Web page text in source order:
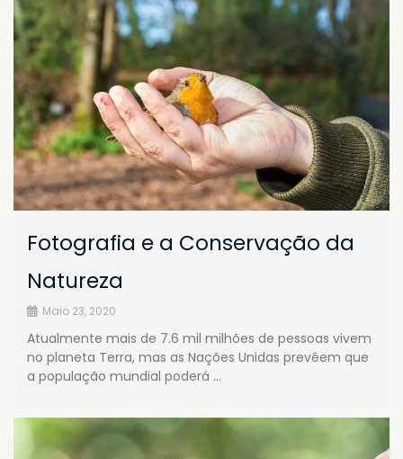
Fotografia e a Conservação da
Natureza
Maio 23, 2020
Atualmente mais de 7.6 mil milhões de pessoas vivem
no planeta Terra, mas as Nações Unidas prevêem que
a população mundial poderá …